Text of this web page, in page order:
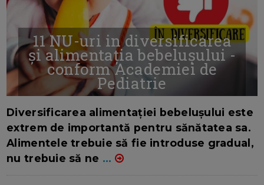
11 NU-uri in diversificarea
și alimentația bebelușului -
conform Academiei de
Pediatrie
Diversificarea alimentației bebelușului este
extrem de importantă pentru sănătatea sa.
Alimentele trebuie să fie introduse gradual,
nu trebuie să ne ...